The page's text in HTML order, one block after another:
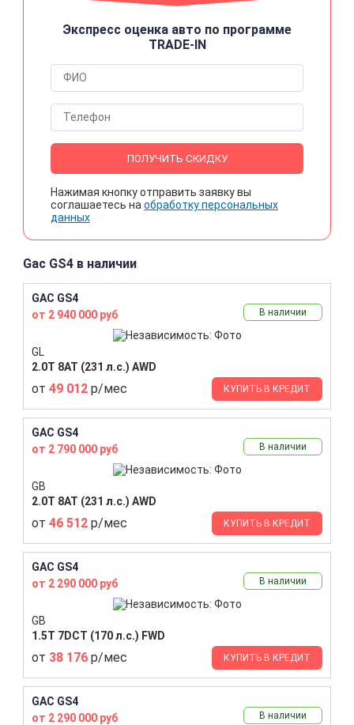
Экспресс оценка авто по программе
TRADE-IN
ПОЛУЧИТЬ СКИДКУ
Нажимая кнопку отправить заявку вы
соглашаетесь на обработку персональных
данных
Gac GS4 в наличии
GAC GS4
от 2 940 000 руб
В наличии
GL
2.0T 8AT (231 л.с.) AWD
от 49 012 р/мес КУПИТЬ В КРЕДИТ
GAC GS4
от 2 790 000 руб
В наличии
GB
2.0T 8AT (231 л.с.) AWD
от 46 512 р/мес КУПИТЬ В КРЕДИТ
GAC GS4
от 2 290 000 руб
В наличии
GB
1.5T 7DCT (170 л.с.) FWD
от 38 176 р/мес КУПИТЬ В КРЕДИТ
GAC GS4
от 2 290 000 руб
В наличии